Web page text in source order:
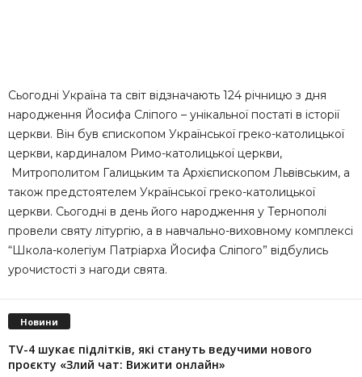
Сьогодні Україна та світ відзначають 124 річницю з дня
народження Йосифа Сліпого – унікальної постаті в історії
церкви. Він був єпископом Української греко-католицької
церкви, кардиналом Римо-католицької церкви,
Митрополитом Галицьким та Архієпископом Львівським, а
також предстоятелем Української греко-католицької
церкви. Сьогодні в день його народження у Тернополі
провели святу літургію, а в навчально-виховному комплексі
“Школа-колегіум Патріарха Йосифа Сліпого” відбулись
урочистості з нагоди свята.
Новини
TV-4 шукає підлітків, які стануть ведучими нового
проєкту «Злий чат: Вижити онлайн»